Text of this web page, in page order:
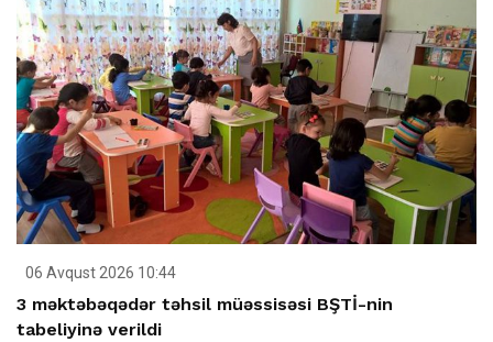
06 Avqust 2026 10:44
3 məktəbəqədər təhsil müəssisəsi BŞTİ-nin
tabeliyinə verildi